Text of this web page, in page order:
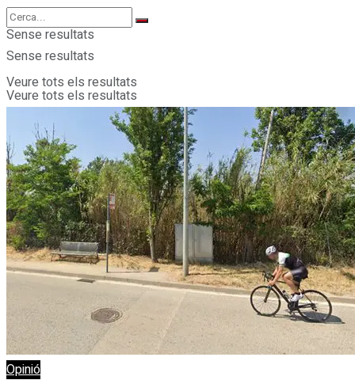
Sense resultats
Veure tots els resultats
Sense resultats
Veure tots els resultats
Opinió